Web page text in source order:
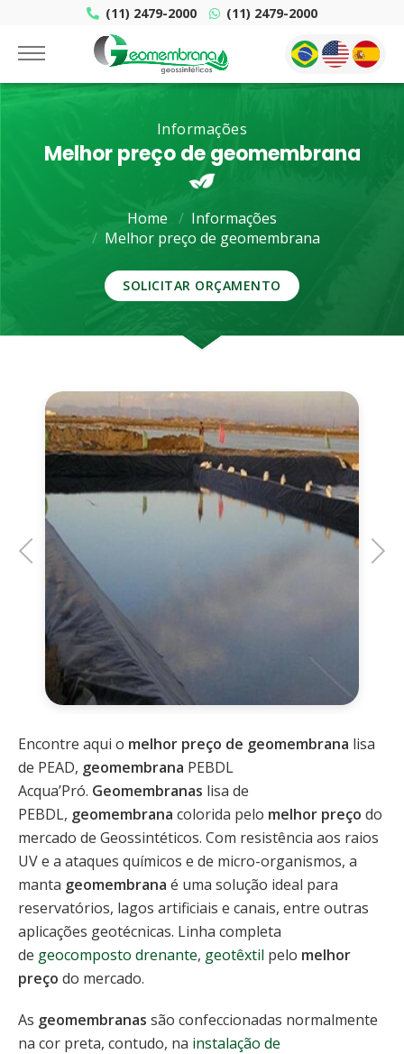
(11) 2479-2000 (11) 2479-2000
Informações
Melhor preço de geomembrana
Home
Informações
Melhor preço de geomembrana
SOLICITAR ORÇAMENTO
Previous Next
Encontre aqui o melhor preço de geomembrana lisa
de PEAD, geomembrana PEBDL
Acqua’Pró. Geomembranas lisa de
PEBDL, geomembrana colorida pelo melhor preço do
mercado de Geossintéticos. Com resistência aos raios
UV e a ataques químicos e de micro-organismos, a
manta geomembrana é uma solução ideal para
reservatórios, lagos artificiais e canais, entre outras
aplicações geotécnicas. Linha completa
de geocomposto drenante, geotêxtil pelo melhor
preço do mercado.
As geomembranas são confeccionadas normalmente
na cor preta, contudo, na instalação de